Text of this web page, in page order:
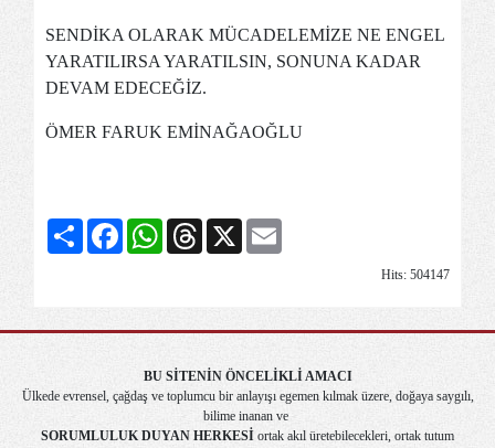
SENDİKA OLARAK MÜCADELEMİZE NE ENGEL
YARATILIRSA YARATILSIN, SONUNA KADAR
DEVAM EDECEĞİZ.
ÖMER FARUK EMİNAĞAOĞLU
Share FacebookWhatsAppThreads
X
Hits: 504147
BU SİTENİN ÖNCELİKLİ AMACI
Ülkede evrensel, çağdaş ve toplumcu bir anlayışı egemen kılmak üzere, doğaya saygılı,
bilime inanan ve
SORUMLULUK DUYAN HERKESİ ortak akıl üretebilecekleri, ortak tutum